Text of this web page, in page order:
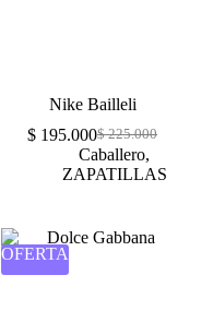
Nike Bailleli
$225.000
$ 195.000
Caballero,
ZAPATILLAS
OFERTA